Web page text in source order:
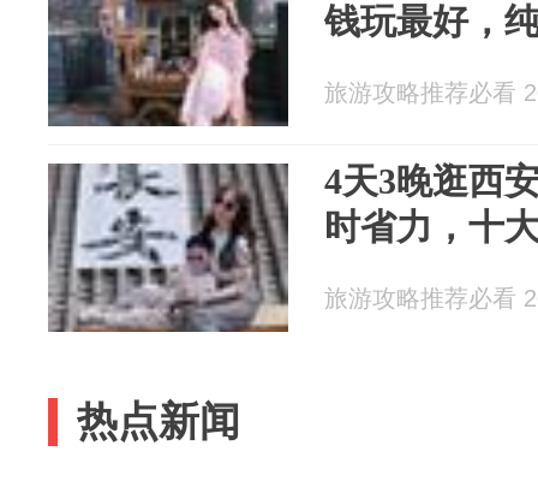
钱玩最好，
旅游攻略推荐必看
4天3晚逛西
时省力，十
旅游攻略推荐必看
热点新闻